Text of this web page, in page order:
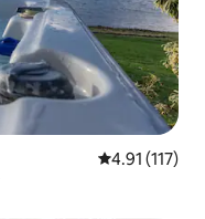
औसत रेटिंग 5 में से
4.91 (117)